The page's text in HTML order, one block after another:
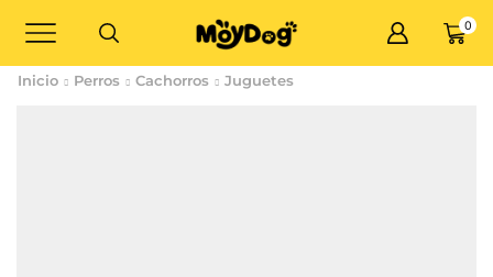
0
Inicio Perros Cachorros Juguetes